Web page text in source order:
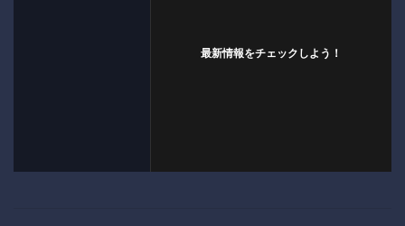
最新情報をチェックしよう！